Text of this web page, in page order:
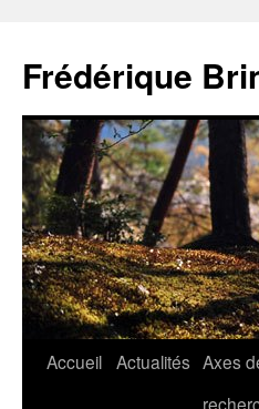
contenu
Frédérique
Accueil Actualités Axes